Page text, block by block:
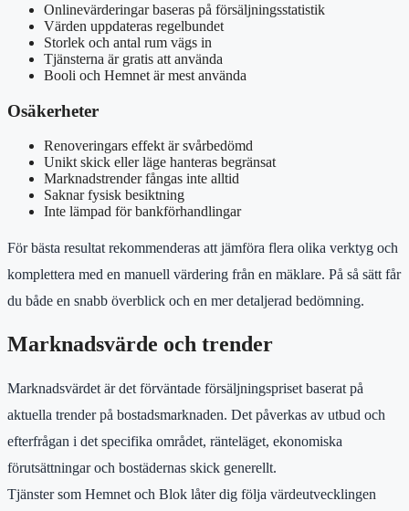
Onlinevärderingar baseras på försäljningsstatistik
Värden uppdateras regelbundet
Storlek och antal rum vägs in
Tjänsterna är gratis att använda
Booli och Hemnet är mest använda
Osäkerheter
Renoveringars effekt är svårbedömd
Unikt skick eller läge hanteras begränsat
Marknadstrender fångas inte alltid
Saknar fysisk besiktning
Inte lämpad för bankförhandlingar
För bästa resultat rekommenderas att jämföra flera olika verktyg och
komplettera med en manuell värdering från en mäklare. På så sätt får
du både en snabb överblick och en mer detaljerad bedömning.
Marknadsvärde och trender
Marknadsvärdet är det förväntade försäljningspriset baserat på
aktuella trender på bostadsmarknaden. Det påverkas av utbud och
efterfrågan i det specifika området, ränteläget, ekonomiska
förutsättningar och bostädernas skick generellt.
Tjänster som Hemnet och Blok låter dig följa värdeutvecklingen